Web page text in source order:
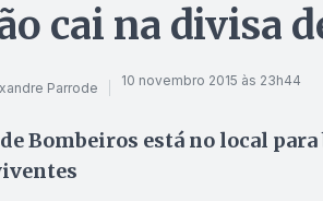
cai na divisa
Parrode 10 novembro 2015 às 23h44
Bombeiros está no local